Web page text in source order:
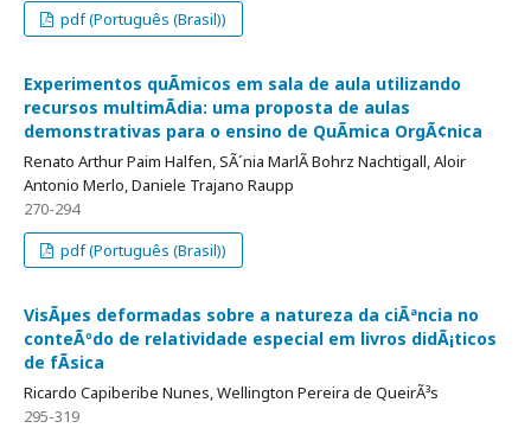
pdf (Português (Brasil))
Experimentos quÃ­micos em sala de aula utilizando
recursos multimÃ­dia: uma proposta de aulas
demonstrativas para o ensino de QuÃ­mica OrgÃ¢nica
Renato Arthur Paim Halfen, SÃ´nia MarlÃ­ Bohrz Nachtigall, Aloir
Antonio Merlo, Daniele Trajano Raupp
270-294
pdf (Português (Brasil))
VisÃµes deformadas sobre a natureza da ciÃªncia no
conteÃºdo de relatividade especial em livros didÃ¡ticos
de fÃ­sica
Ricardo Capiberibe Nunes, Wellington Pereira de QueirÃ³s
295-319